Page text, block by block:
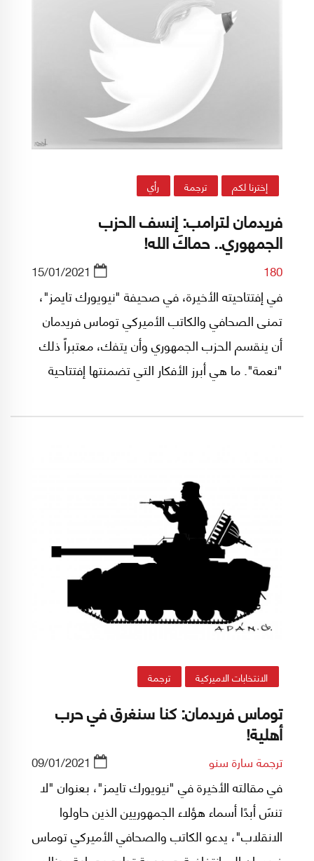
إخترنا لكم ترجمة رأي
فريدمان لترامب: إنسف الحزب
الجمهوري.. حماكَ الله!
180
15/01/2021
في إفتتاحيته الأخيرة، في صحيفة "نيويورك تايمز"،
تمنى الصحافي والكاتب الأميركي توماس فريدمان
أن ينقسم الحزب الجمهوري وأن يتفك، معتبراً ذلك
"نعمة". ما هي أبرز الأفكار التي تضمنتها إفتتاحية
الانتخابات الاميركية ترجمة
توماس فريدمان: كنا سنغرق في حرب
أهلية!
ترجمة سارة سنو 09/01/2021
في مقالته الأخيرة في "نيويورك تايمز"، بعنوان "لا
تنسَ أبدًا أسماء هؤلاء الجمهوريين الذين حاولوا
الانقلاب"، يدعو الكاتب والصحافي الأميركي توماس